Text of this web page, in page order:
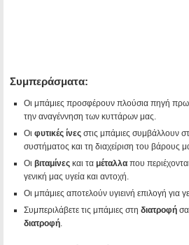
Συμπεράσματα:
Οι μπάμιες προσφέρουν πλούσια πηγή
την αναγέννηση των κυττάρων μας.
Οι φυτικές ίνες στις μπάμιες συμβάλλουν
συστήματος και τη διαχείριση του βάρους
Οι βιταμίνες και τα μέταλλα που
γενική μας υγεία και αντοχή.
Οι μπάμιες αποτελούν υγιεινή επιλογή για
Συμπεριλάβετε τις μπάμιες στη διατροφή
διατροφή.